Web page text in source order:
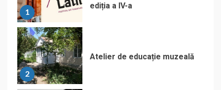
1
ediția a IV-a
2
Atelier de educație muzeală